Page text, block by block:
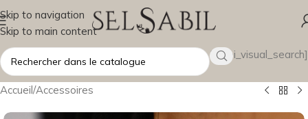
Skip to navigation
Skip to main content
[wsbi_visual_search]
Accueil/Accessoires